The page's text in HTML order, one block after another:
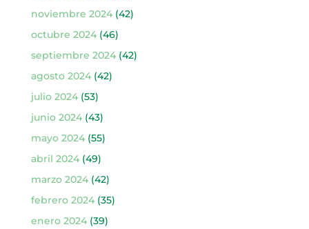
noviembre 2024(42)
octubre 2024(46)
septiembre 2024(42)
agosto 2024(42)
julio 2024(53)
junio 2024(43)
mayo 2024(55)
abril 2024(49)
marzo 2024(42)
febrero 2024(35)
enero 2024(39)